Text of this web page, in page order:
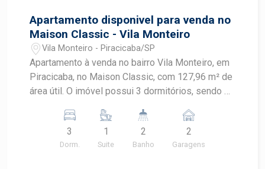
Apartamento disponivel para venda no
Maison Classic - Vila Monteiro
Vila Monteiro - Piracicaba/SP
Apartamento à venda no bairro Vila Monteiro, em
Piracicaba, no Maison Classic, com 127,96 m² de
área útil. O imóvel possui 3 dormitórios, sendo 1
oferecendo espaço e praticidade em uma
localização valorizada. CARACTERÍSTICAS DO
IMÓVEL - Apartamento residencial - 127,96 m²
3
Dorm.
1
Suite
2
Banho
2
Garagens